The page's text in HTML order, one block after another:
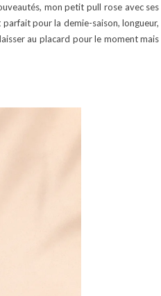
mon petit pull rose avec ses
pour la demie-saison, longueur,
au placard pour le moment mais